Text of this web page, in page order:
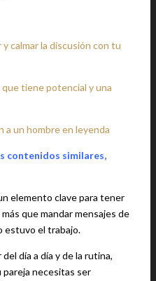
calmar la discusión con tu
tiene potencial y una
un hombre en leyenda
contenidos similares,
elemento clave para tener
que mandar mensajes de
estuvo el trabajo.
día a día y de la rutina,
necesitas ser